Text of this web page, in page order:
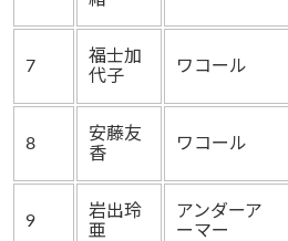
7
福士加
代子
ワコール
8
安藤友
香
ワコール
9
岩出玲
亜
アンダーア
ーマー